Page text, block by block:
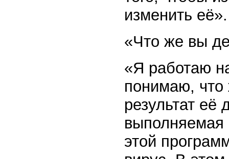
изменить её».
«Что же вы
«Я работаю
понимаю, что
результат её
выполняемая
этой